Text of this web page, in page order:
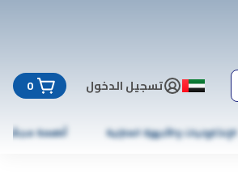
تسجيل الدخول 0
الإلكترونيات والأجهزة المنزلية أطعمة مجمّدة